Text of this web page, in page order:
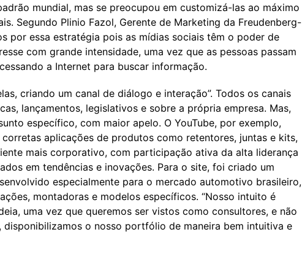
mundial, mas se preocupou em customizá-las ao máximo
Segundo Plinio Fazol, Gerente de Marketing da Freudenberg-
por essa estratégia pois as mídias sociais têm o poder de
com grande intensidade, uma vez que as pessoas passam
a Internet para buscar informação.
criando um canal de diálogo e interação”. Todos os canais
lançamentos, legislativos e sobre a própria empresa. Mas,
específico, com maior apelo. O YouTube, por exemplo,
aplicações de produtos como retentores, juntas e kits,
mais corporativo, com participação ativa da alta liderança
em tendências e inovações. Para o site, foi criado um
especialmente para o mercado automotivo brasileiro,
montadoras e modelos específicos. “Nosso intuito é
uma vez que queremos ser vistos como consultores, e não
disponibilizamos o nosso portfólio de maneira bem intuitiva e